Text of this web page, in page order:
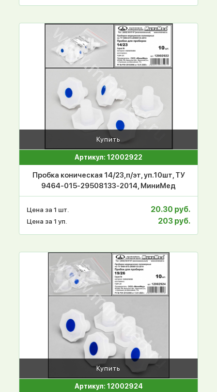
Купить
Артикул: 12002922
Пробка коническая 14/23,п/эт, уп.10шт, ТУ
9464-015-29508133-2014, МиниМед
Цена за 1 шт. 20.30 руб.
Цена за 1 уп. 203 руб.
Купить
Артикул: 12002924